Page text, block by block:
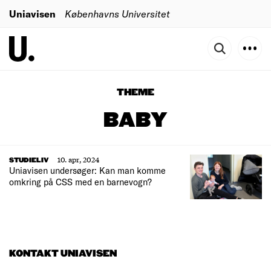
Uniavisen Københavns Universitet
THEME
BABY
STUDIELIV
10. apr, 2024
Uniavisen undersøger: Kan man komme
omkring på CSS med en barnevogn?
KONTAKT UNIAVISEN